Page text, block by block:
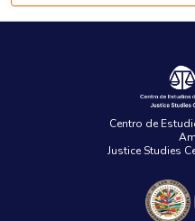
Centro de
Justice Studies